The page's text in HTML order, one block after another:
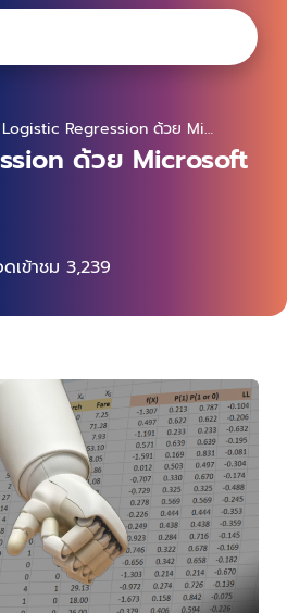
Logistic Regression ด้วย Microsoft Excel
ด้วย Microsoft
เข้าชม 3,239